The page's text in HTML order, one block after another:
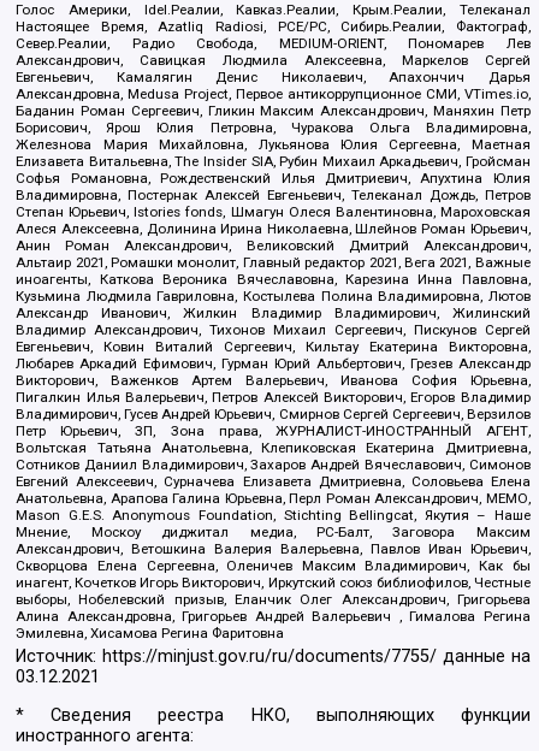
Голос Америки, Idel.Реалии, Кавказ.Реалии, Крым.Реалии, Телеканал
Настоящее Время, Azatliq Radiosi, PCE/PC, Сибирь.Реалии, Фактограф,
Север.Реалии, Радио Свобода, MEDIUM-ORIENT, Пономарев Лев
Александрович, Савицкая Людмила Алексеевна, Маркелов Сергей
Евгеньевич, Камалягин Денис Николаевич, Апахончич Дарья
Александровна, Medusa Project, Первое антикоррупционное СМИ, VTimes.io,
Баданин Роман Сергеевич, Гликин Максим Александрович, Маняхин Петр
Борисович, Ярош Юлия Петровна, Чуракова Ольга Владимировна,
Железнова Мария Михайловна, Лукьянова Юлия Сергеевна, Маетная
Елизавета Витальевна, The Insider SIA, Рубин Михаил Аркадьевич, Гройсман
Софья Романовна, Рождественский Илья Дмитриевич, Апухтина Юлия
Владимировна, Постернак Алексей Евгеньевич, Телеканал Дождь, Петров
Степан Юрьевич, Istories fonds, Шмагун Олеся Валентиновна, Мароховская
Алеся Алексеевна, Долинина Ирина Николаевна, Шлейнов Роман Юрьевич,
Анин Роман Александрович, Великовский Дмитрий Александрович,
Альтаир 2021, Ромашки монолит, Главный редактор 2021, Вега 2021, Важные
иноагенты, Каткова Вероника Вячеславовна, Карезина Инна Павловна,
Кузьмина Людмила Гавриловна, Костылева Полина Владимировна, Лютов
Александр Иванович, Жилкин Владимир Владимирович, Жилинский
Владимир Александрович, Тихонов Михаил Сергеевич, Пискунов Сергей
Евгеньевич, Ковин Виталий Сергеевич, Кильтау Екатерина Викторовна,
Любарев Аркадий Ефимович, Гурман Юрий Альбертович, Грезев Александр
Викторович, Важенков Артем Валерьевич, Иванова София Юрьевна,
Пигалкин Илья Валерьевич, Петров Алексей Викторович, Егоров Владимир
Владимирович, Гусев Андрей Юрьевич, Смирнов Сергей Сергеевич, Верзилов
Петр Юрьевич, ЗП, Зона права, ЖУРНАЛИСТ-ИНОСТРАННЫЙ АГЕНТ,
Вольтская Татьяна Анатольевна, Клепиковская Екатерина Дмитриевна,
Сотников Даниил Владимирович, Захаров Андрей Вячеславович, Симонов
Евгений Алексеевич, Сурначева Елизавета Дмитриевна, Соловьева Елена
Анатольевна, Арапова Галина Юрьевна, Перл Роман Александрович, МЕМО,
Mason G.E.S. Anonymous Foundation, Stichting Bellingcat, Якутия – Наше
Мнение, Москоу диджитал медиа, РС-Балт, Заговора Максим
Александрович, Ветошкина Валерия Валерьевна, Павлов Иван Юрьевич,
Скворцова Елена Сергеевна, Оленичев Максим Владимирович, Как бы
инагент, Кочетков Игорь Викторович, Иркутский союз библиофилов, Честные
выборы, Нобелевский призыв, Еланчик Олег Александрович, Григорьева
Алина Александровна, Григорьев Андрей Валерьевич , Гималова Регина
Эмилевна, Хисамова Регина Фаритовна
Источник: https://minjust.gov.ru/ru/documents/7755/ данные на
03.12.2021
* Сведения реестра НКО, выполняющих функции
иностранного агента: